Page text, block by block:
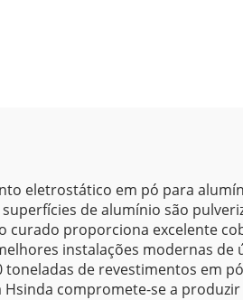
eletrostático em pó para
de alumínio são
curado proporciona excelente
instalações modernas
toneladas de revestimentos em
Hsinda compromete-se a